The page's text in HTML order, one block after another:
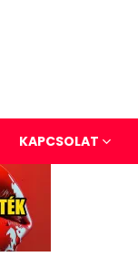
KAPCSOLAT